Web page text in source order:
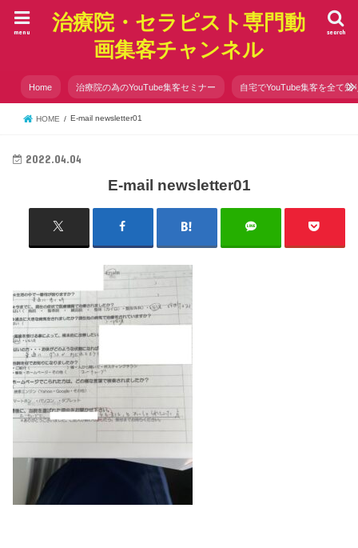
治療院・セラピスト専門動
画集客チャンネル
search
menu
Home 治療院の為のYouTube集客セミナー 自宅でYouTube集客を全て知
HOME E-mail newsletter01
2022.04.04
E-mail newsletter01